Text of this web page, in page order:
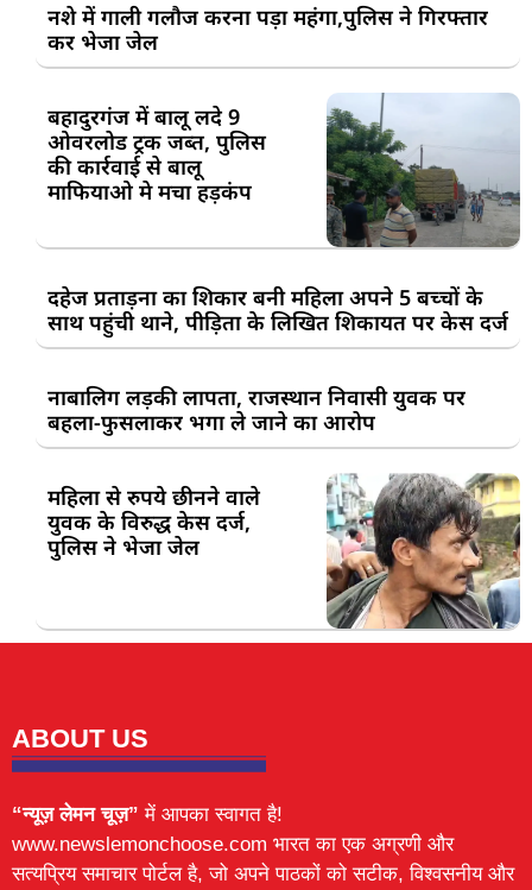
नशे में गाली गलौज करना पड़ा महंगा,पुलिस ने गिरफ्तार
कर भेजा जेल
बहादुरगंज में बालू लदे 9
ओवरलोड ट्रक जब्त, पुलिस
की कार्रवाई से बालू
माफियाओ मे मचा हड़कंप
दहेज प्रताड़ना का शिकार बनी महिला अपने 5 बच्चों के
साथ पहुंची थाने, पीड़िता के लिखित शिकायत पर केस दर्ज
नाबालिग लड़की लापता, राजस्थान निवासी युवक पर
बहला-फुसलाकर भगा ले जाने का आरोप
महिला से रुपये छीनने वाले
युवक के विरुद्ध केस दर्ज,
पुलिस ने भेजा जेल
ABOUT US
“न्यूज़ लेमन चूज़” में आपका स्वागत है!
www.newslemonchoose.com भारत का एक अग्रणी और
सत्यप्रिय समाचार पोर्टल है, जो अपने पाठकों को सटीक, विश्वसनीय और